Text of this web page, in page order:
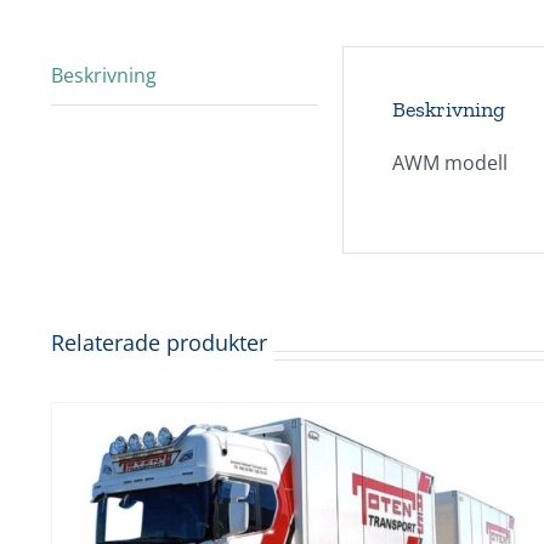
Beskrivning
Beskrivning
AWM modell
Relaterade produkter